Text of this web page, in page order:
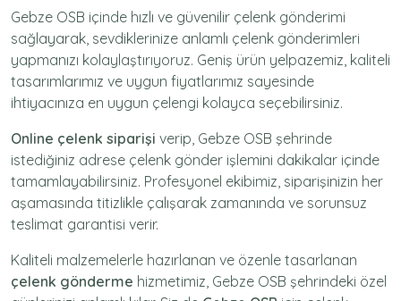
Gebze OSB içinde hızlı ve güvenilir çelenk gönderimi
sağlayarak, sevdiklerinize anlamlı çelenk gönderimleri
yapmanızı kolaylaştırıyoruz. Geniş ürün yelpazemiz, kaliteli
tasarımlarımız ve uygun fiyatlarımız sayesinde
ihtiyacınıza en uygun çelengi kolayca seçebilirsiniz.
Online çelenk siparişi verip, Gebze OSB şehrinde
istediğiniz adrese çelenk gönder işlemini dakikalar içinde
tamamlayabilirsiniz. Profesyonel ekibimiz, siparişinizin her
aşamasında titizlikle çalışarak zamanında ve sorunsuz
teslimat garantisi verir.
Kaliteli malzemelerle hazırlanan ve özenle tasarlanan
çelenk gönderme hizmetimiz, Gebze OSB şehrindeki özel